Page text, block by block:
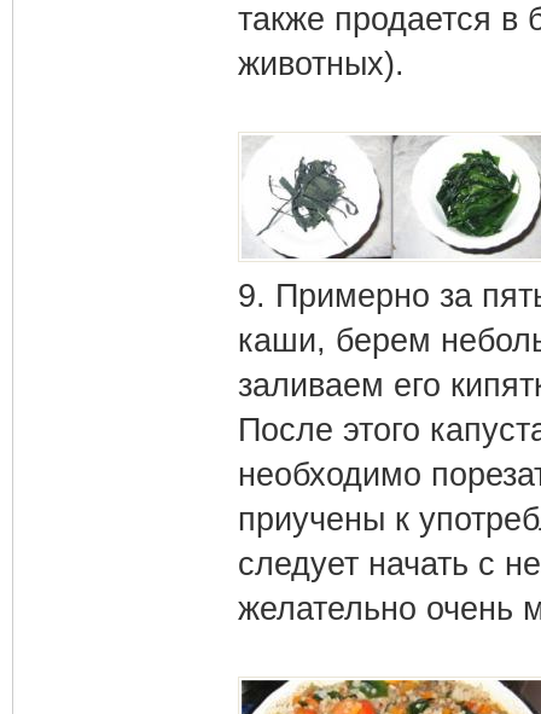
также продается в
животных).
9. Примерно за
каши, берем
заливаем его
После этого
необходимо
приучены к
следует начать с
желательно очень